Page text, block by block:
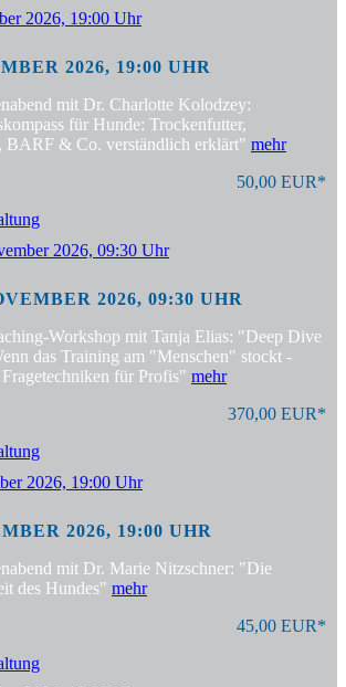
2026, 19:00 UHR
mit Dr. Charlotte Kolodzey:
für Hunde: Trockenfutter,
BARF & Co. verständlich erklärt" mehr
50,00 EUR*
2026, 09:30 UHR
Workshop mit Tanja Elias: "Deep Dive
das Training am "Menschen" stockt -
für Profis" mehr
370,00 EUR*
2026, 19:00 UHR
mit Dr. Marie Nitzschner: "Die
des Hundes" mehr
45,00 EUR*